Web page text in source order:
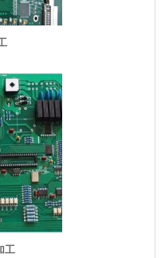
工